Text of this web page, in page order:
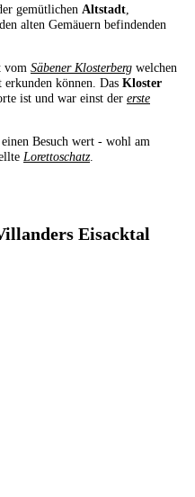
gemütlichen Altstadt
alten Gemäuern befindenden
vom Säbener Klosterberg welchen
erkunden können. Das Kloster
ist und war einst der erste
Besuch wert - wohl am
Lorettoschatz.
Eisacktal